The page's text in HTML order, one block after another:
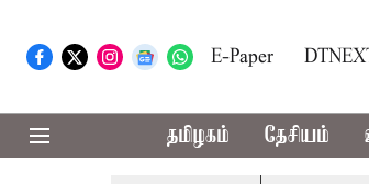
E-Paper
தமிழகம் தேசியம்